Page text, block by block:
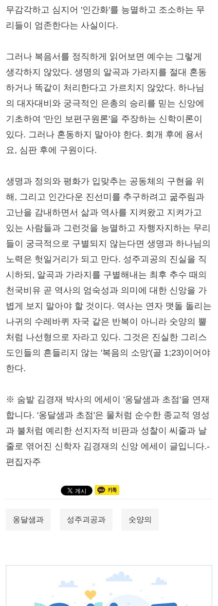
무감각하고 심지어 '인간화'를 능멸하고 조소하는 무
리들이 엄존한다는 사실이다.
그러나 복음서를 정직하게 읽어보면 예수는 그렇게
생각하지 않았다. 생명의 알곡과 가라지를 절대 혼동
하거나 똑같이 처리한다고 가르치지 않았다. 하나님
의 대자대비와 궁극적인 은총의 승리를 믿는 신앙에
기초하여 '만인 보편구원론'을 주장하는 신학이론이
있다. 그러나 혼동하지 말아야 한다. 회개 후에 용서
요, 심판 후에 구원이다.
생명과 정의와 평화가 입맞추는 공동체의 구현을 위
해, 그리고 인간다운 진선미를 추구하려고 굶주림과
고난을 감내하면서 삶과 역사를 지켜왔고 지켜가고
있는 사람들과 그런것을 능멸하고 자행자지하는 무리
들이 궁극적으로 구별되지 않는다면 생명과 하나님의
노력은 헛일거리가 되고 만다. 성주괴공의 진실을 직
시하되, 알곡과 가라지를 구별해내는 최후 추수 때의
천국비유 곧 역사의 엄숙성과 의미에 대한 신앙을 가
볍게 보지 말아야 할 것이다. 역사는 연자 맷돌 돌리는
나귀의 수레바퀴 자국 같은 반복이 아니라 숫양의 뿔
처럼 나선형으로 자라고 있다. 그것은 진실한 그리스
도인들의 흔들리지 않는 '복음의 소망'(골 1;23)이어야
한다.
※ 숨밭 김경재 박사의 에세이 '옹달샘과 초점'을 연재
합니다. '옹달샘과 초점'은 물처럼 순수한 종교적 영성
과 불처럼 예리한 선지자적 비판과 성찰이 씨줄과 날
줄로 엮어진 신학자 김경재의 신앙 에세이 글입니다.-
편집자주
옹달샘과 성주괴공과 숫양의